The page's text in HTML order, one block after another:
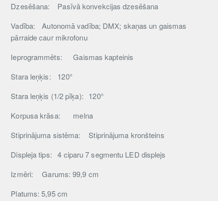
Dzesēšana:
Pasīvā konvekcijas dzesēšana
Vadība:
Autonomā vadība; DMX; skaņas un gaismas
pārraide caur mikrofonu
Ieprogrammēts:
Gaismas kapteinis
Stara leņķis:
120°
Stara leņķis (1/2 pīķa): 120°
Korpusa krāsa:
melna
Stiprinājuma sistēma:
Stiprinājuma kronšteins
Displeja tips: 4 ciparu 7 segmentu LED displejs
Izmēri:
Garums: 99,9 cm
Platums: 5,95 cm